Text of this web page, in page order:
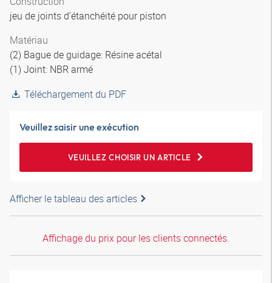
jeu de joints d'étanchéité pour piston
Matériau
(2) Bague de guidage: Résine acétal
(1) Joint: NBR armé
Téléchargement du PDF
Veuillez saisir une exécution
VEUILLEZ CHOISIR UN ARTICLE
Afficher le tableau des articles
Affichage du prix pour les clients connectés.